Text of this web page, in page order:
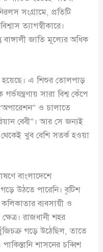
সংগ্রামে, প্রতিটি
ত্যাগস্বীকারে।
জাতি মূল্যের অধিক
হয়েছে। এ শিশুর তোলপাড়
সারা বিশ্ব কেঁপে
ও চালাতে
বেবী”। আর সে জন্যই
খুব বেশি সতর্ক হওয়া
বাংলাদেশে
উঠতে পারেনি। বৃটিশ
ব্যবসায়ী ও
রাজধানী শহর
গড়ে উঠেছিল, তাতে
শাসনের চব্বিশ